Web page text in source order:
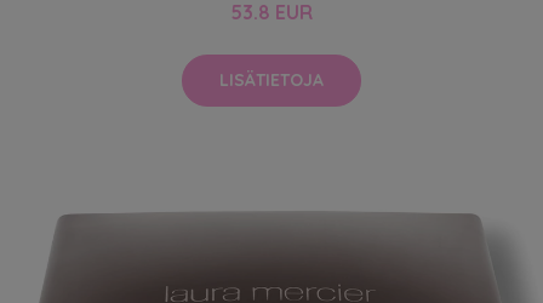
53.8 EUR
LISÄTIETOJA